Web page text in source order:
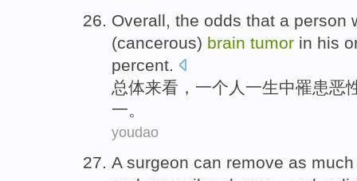
Overall, the odds that a person
(cancerous) brain tumor in his
percent.
总体来看 ， 一个 人 一生中罹患恶
一。
youdao
A surgeon can remove as